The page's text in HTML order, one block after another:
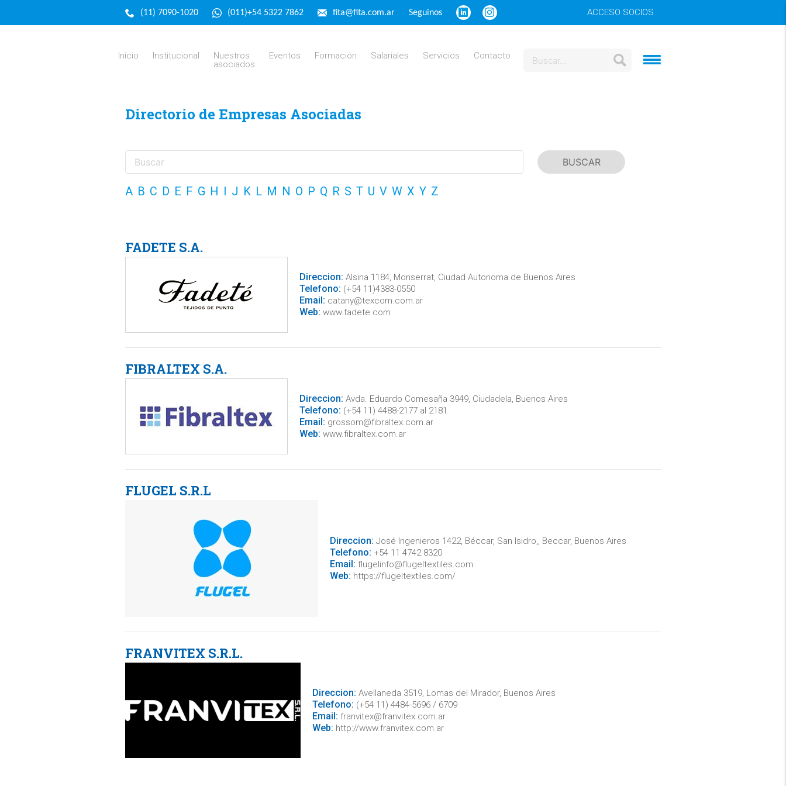
(11) 7090-1020 (011)+54 5322 7862 fita@fita.com.ar Seguinos ACCESO SOCIOS
Inicio Institucional
Nuestros
asociados
Eventos Formación Salariales Servicios Contacto
Directorio de Empresas Asociadas
A B C D E F G H I J K L M N O P Q R S T U V W X Y Z
FADETE S.A.
Direccion: Alsina 1184, Monserrat, Ciudad Autonoma de Buenos Aires
Telefono: (+54 11)4383-0550
Email: catany@texcom.com.ar
Web: www.fadete.com
FIBRALTEX S.A.
Direccion: Avda. Eduardo Comesaña 3949, Ciudadela, Buenos Aires
Telefono: (+54 11) 4488-2177 al 2181
Email: grossom@fibraltex.com.ar
Web: www.fibraltex.com.ar
FLUGEL S.R.L
Direccion: José Ingenieros 1422, Béccar, San Isidro,, Beccar, Buenos Aires
Telefono: +54 11 4742 8320
Email: flugelinfo@flugeltextiles.com
Web: https://flugeltextiles.com/
FRANVITEX S.R.L.
Direccion: Avellaneda 3519, Lomas del Mirador, Buenos Aires
Telefono: (+54 11) 4484-5696 / 6709
Email: franvitex@franvitex.com.ar
Web: http://www.franvitex.com.ar